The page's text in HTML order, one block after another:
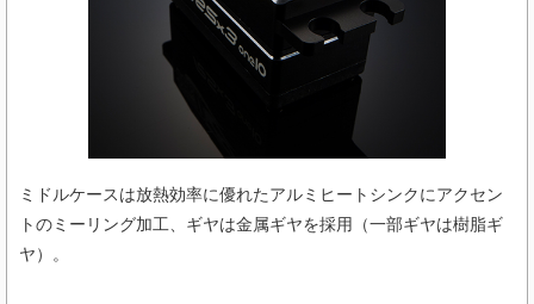
ミドルケースは放熱効率に優れたアルミヒートシンクにアクセン
トのミーリング加工、ギヤは金属ギヤを採用（一部ギヤは樹脂ギ
ヤ）。